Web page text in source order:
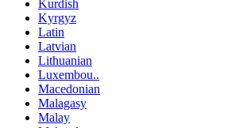
Kurdish
Kyrgyz
Latin
Latvian
Lithuanian
Luxembou..
Macedonian
Malagasy
Malay